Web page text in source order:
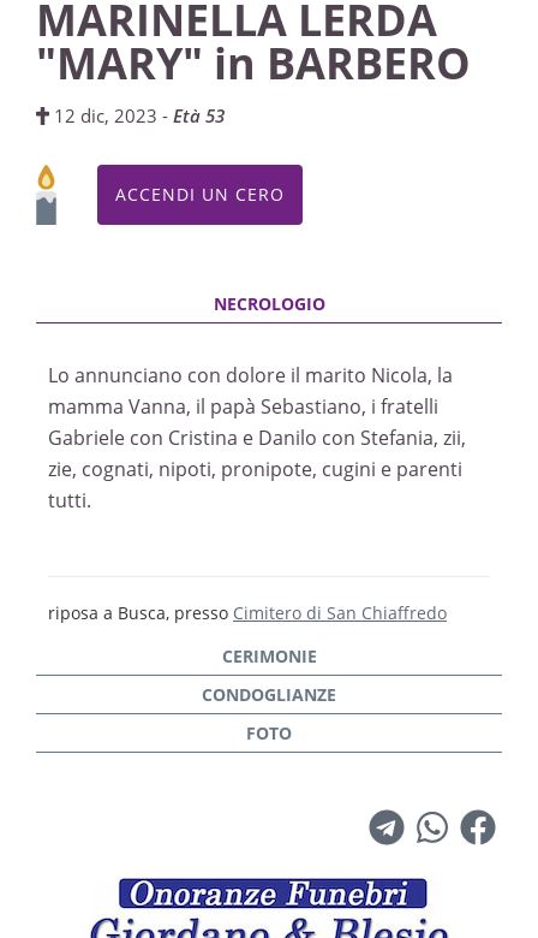
MARINELLA LERDA
"MARY" in BARBERO
12 dic, 2023 -Età 53
ACCENDI UN CERO
Lo annunciano con dolore il marito Nicola, la
mamma Vanna, il papà Sebastiano, i fratelli
Gabriele con Cristina e Danilo con Stefania, zii,
zie, cognati, nipoti, pronipote, cugini e parenti
tutti.
riposa a Busca, presso Cimitero di San Chiaffredo